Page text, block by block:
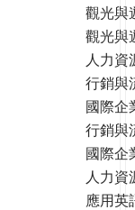
觀光與
觀光與
人力資
行銷與
國際企
行銷與
國際企
人力資
應用英